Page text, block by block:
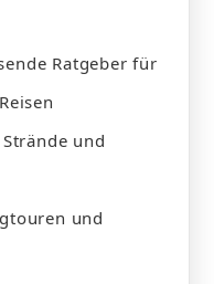
Ratgeber für
und
und